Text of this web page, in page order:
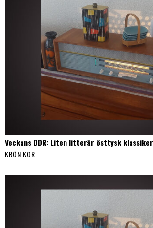
Veckans DDR: Liten litterär östtysk klassiker
KRÖNIKOR